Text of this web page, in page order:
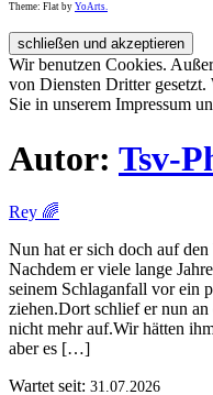
Theme: Flat by YoArts.
Wir benutzen Cookies.
von Diensten Dritter
Sie in unserem Impressum
Autor: Tsv-
Rey 🌈
Nun hat er sich doch auf
Nachdem er viele lange
seinem Schlaganfall vor ein
ziehen.Dort schlief er nun
nicht mehr auf.Wir hätten
aber es […]
Wartet seit: 31.07.2026